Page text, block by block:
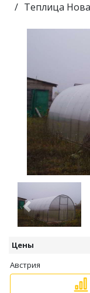
Теплица
Предыдущий
Цены
Австрия